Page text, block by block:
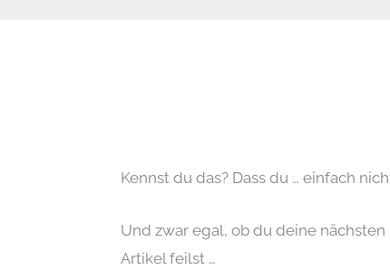
Kennst du das? Dass du … einfach
Und zwar egal, ob du deine
Artikel feilst …